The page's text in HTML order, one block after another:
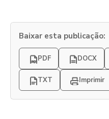
Baixar esta publicação:
PDF DOCX
TXT Imprimir